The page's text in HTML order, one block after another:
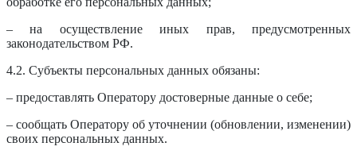
– на осуществление иных прав, предусмотренных
законодательством РФ.
4.2. Субъекты персональных данных обязаны:
– предоставлять Оператору достоверные данные о себе;
– сообщать Оператору об уточнении (обновлении, изменении)
своих персональных данных.